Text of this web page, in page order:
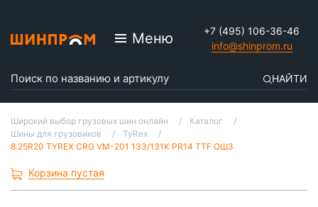
Меню
+7 (495) 106-36-46
info@shinprom.ru
НАЙТИ
Широкий выбор грузовых шин онлайн
Каталог
Шины для грузовиков
TyRex
8.25R20 TYREX CRG VM-201 133/131K PR14 TTF ОШЗ
Корзина пустая